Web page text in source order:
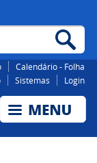
Calendário - Folha
Sistemas Login